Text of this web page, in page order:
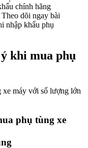
chính hãng
dõi ngay bài
nhập khẩu phụ
khi mua phụ
máy với số lượng lớn